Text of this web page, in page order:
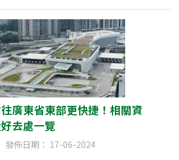
往廣東省東部更快捷！相關資
去處一覽
發佈日期： 17-06-2024